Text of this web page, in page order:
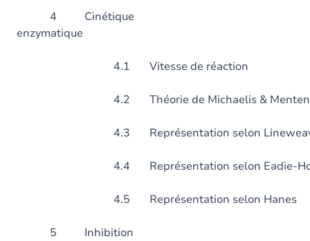
4 Cinétique
4.1 Vitesse de réaction
4.2 Théorie de Michaelis & Menten
4.3 Représentation selon
4.4 Représentation selon Eadie-
4.5 Représentation selon Hanes
5 Inhibition